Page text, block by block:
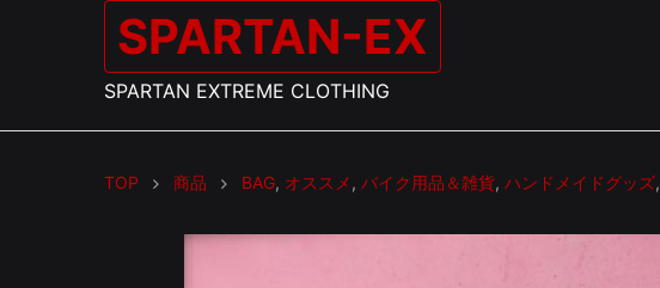
SPARTAN-EX
SPARTAN EXTREME CLOTHING
TOP 商品 BAG, オススメ , バイク用品＆雑貨, ハンドメイドグッズ,